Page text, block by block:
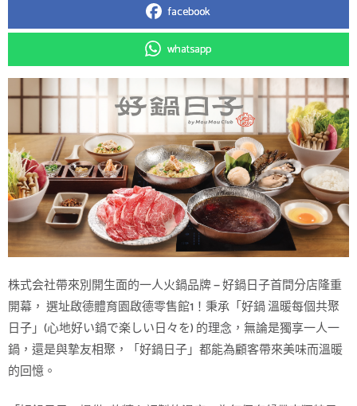
facebook
whatsapp
株式会社帶來別開生面的一人火鍋品牌 — 好鍋日子首間分店隆重
開幕， 選址啟德體育園啟德零售館1！秉承「好鍋 溫暖每個共聚
日子」(心地好い鍋で楽しい日々を) 的理念，無論是獨享一人一
鍋，還是與摯友相聚，「好鍋日子」都能為顧客帶來美味而溫暖
的回憶。